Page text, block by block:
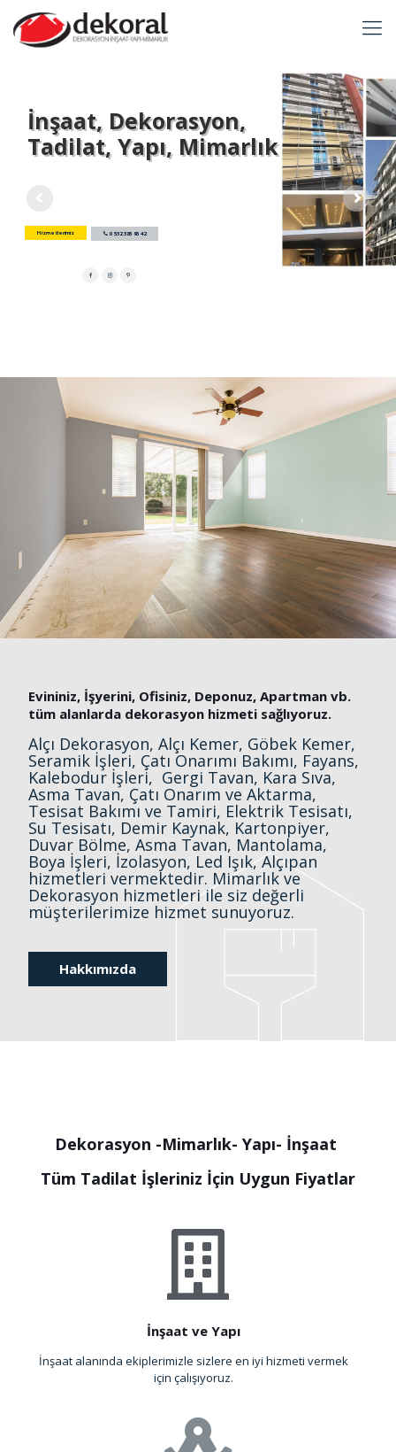
İnşaat, Dekorasyon,
Tadilat, Yapı, Mimarlık
0 532 385 95 42
Hizmetlerimiz
Evininiz, İşyerini, Ofisiniz, Deponuz, Apartman vb.
tüm alanlarda dekorasyon hizmeti sağlıyoruz.
Alçı Dekorasyon, Alçı Kemer, Göbek Kemer,
Seramik İşleri, Çatı Onarımı Bakımı, Fayans,
Kalebodur İşleri, Gergi Tavan, Kara Sıva,
Asma Tavan, Çatı Onarım ve Aktarma,
Tesisat Bakımı ve Tamiri, Elektrik Tesisatı,
Su Tesisatı, Demir Kaynak, Kartonpiyer,
Duvar Bölme, Asma Tavan, Mantolama,
Boya İşleri, İzolasyon, Led Işık, Alçıpan
hizmetleri vermektedir. Mimarlık ve
Dekorasyon hizmetleri ile siz değerli
müşterilerimize hizmet sunuyoruz.
Hakkımızda
Dekorasyon -Mimarlık- Yapı- İnşaat
Tüm Tadilat İşleriniz İçin Uygun Fiyatlar
İnşaat ve Yapı
İnşaat alanında ekiplerimizle sizlere en iyi hizmeti vermek
için çalışıyoruz.